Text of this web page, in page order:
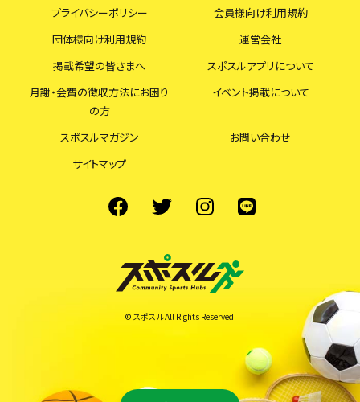
© スポスル All Rights Reserved.
プライバシーポリシー
会員様向け利用規約
団体様向け利用規約
運営会社
掲載希望の皆さまへ
スポスルアプリについて
月謝・会費の徴収方法にお困り
の方
イベント掲載について
スポスルマガジン
お問い合わせ
サイトマップ